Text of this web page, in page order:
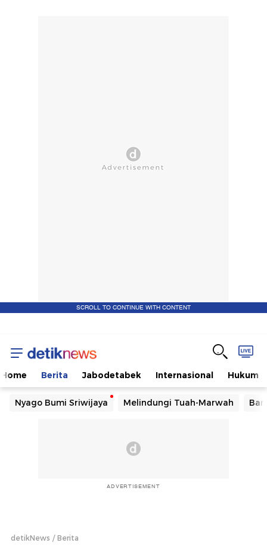
SCROLL TO CONTINUE WITH CONTENT
Home Berita Jabodetabek Internasional Hukum
Nyago Bumi Sriwijaya Melindungi Tuah-Marwah
ADVERTISEMENT
detikNews Berita